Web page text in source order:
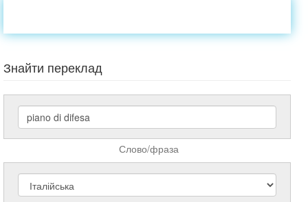
Знайти переклад
Слово/фраза